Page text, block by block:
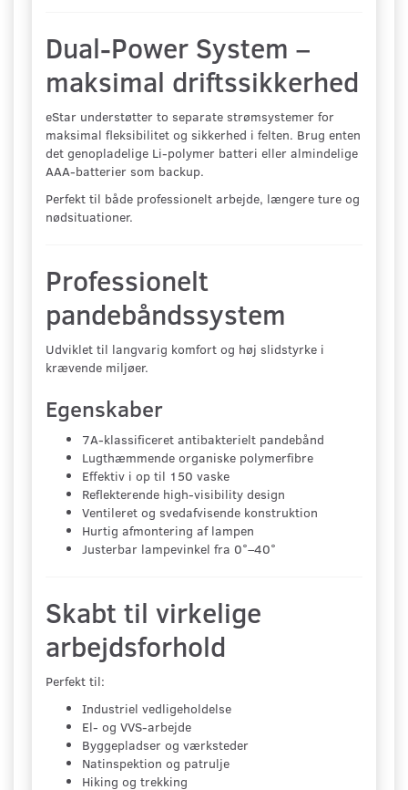
Dual-Power System –
maksimal driftssikkerhed
eStar understøtter to separate strømsystemer for
maksimal fleksibilitet og sikkerhed i felten. Brug enten
det genopladelige Li-polymer batteri eller almindelige
AAA-batterier som backup.
Perfekt til både professionelt arbejde, længere ture og
nødsituationer.
Professionelt
pandebåndssystem
Udviklet til langvarig komfort og høj slidstyrke i
krævende miljøer.
Egenskaber
7A-klassificeret antibakterielt pandebånd
Lugthæmmende organiske polymerfibre
Effektiv i op til 150 vaske
Reflekterende high-visibility design
Ventileret og svedafvisende konstruktion
Hurtig afmontering af lampen
Justerbar lampevinkel fra 0°–40°
Skabt til virkelige
arbejdsforhold
Perfekt til:
Industriel vedligeholdelse
El- og VVS-arbejde
Byggepladser og værksteder
Natinspektion og patrulje
Hiking og trekking